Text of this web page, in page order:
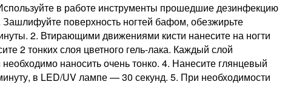
в работе инструменты прошедшие дезинфекцию
Зашлифуйте поверхность ногтей бафом, обезжирьте
2. Втирающими движениями кисти нанесите на ногти
2 тонких слоя цветного гель-лака. Каждый слой
наносить очень тонко. 4. Нанесите глянцевый
в LED/UV лампе — 30 секунд. 5. При необходимости